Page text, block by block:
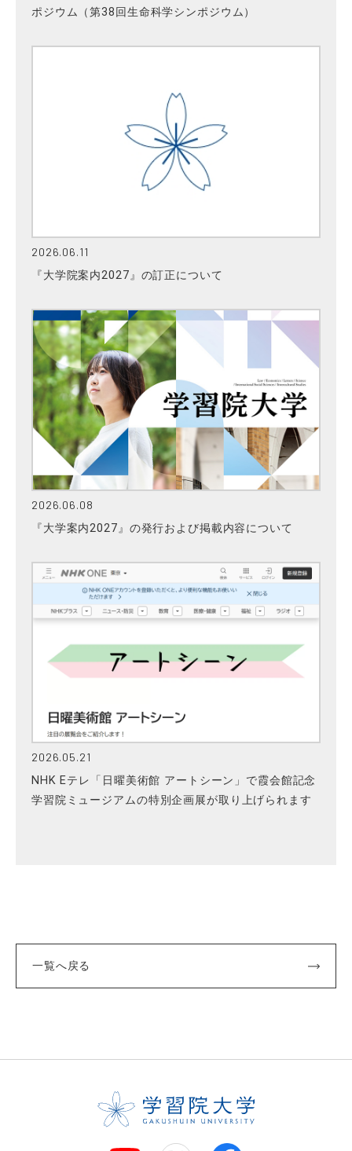
ポジウム（第38回生命科学シンポジウム）
2026.06.11
『大学院案内2027』の訂正について
2026.06.08
『大学案内2027』の発行および掲載内容について
2026.05.21
NHK Eテレ「日曜美術館 アートシーン」で霞会館記念
学習院ミュージアムの特別企画展が取り上げられます
一覧へ戻る